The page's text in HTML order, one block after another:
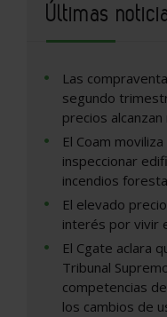
Últimas
Las
segundo
precios
El Coam
inspeccionar
incendios
El elevado
interés por vivir
El Cgate aclara
Tribunal
competencias
los cambios de